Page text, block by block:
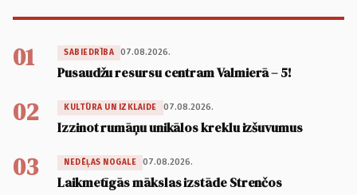
01 SABIEDRĪBA 07.08.2026.
Pusaudžu resursu centram Valmierā – 5!
02 KULTŪRA UN IZKLAIDE 07.08.2026.
Izzinot rumāņu unikālos kreklu izšuvumus
03 NEDĒĻAS NOGALE 07.08.2026.
Laikmetīgās mākslas izstāde Strenčos